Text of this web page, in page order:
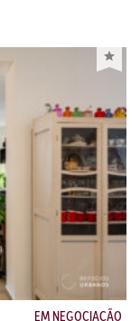
EM NEGOCIAÇÃO